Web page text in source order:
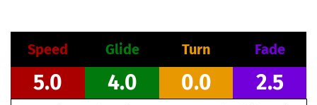
Speed Glide Turn Fade
5.0 4.0 0.0 2.5